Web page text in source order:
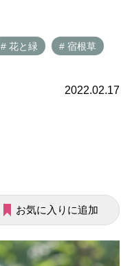
# 花と緑 # 宿根草
2022.02.17
お気に入りに追加